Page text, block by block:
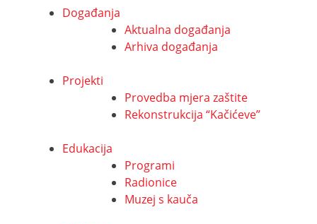
Događanja
Aktualna događanja
Arhiva događanja
Projekti
Provedba mjera zaštite
Rekonstrukcija “Kačićeve”
Edukacija
Programi
Radionice
Muzej s kauča